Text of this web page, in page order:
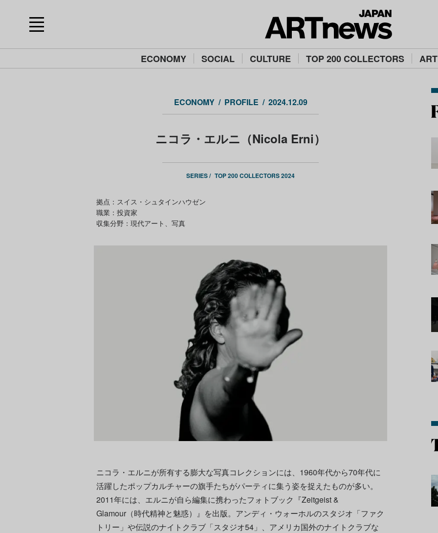
ECONOMY SOCIAL CULTURE TOP 200 COLLECTORS
ECONOMY PROFILE 2024.12.09
ニコラ・エルニ（Nicola Erni）
SERIES / TOP 200 COLLECTORS 2024
拠点：スイス・シュタインハウゼン
職業：投資家
収集分野：現代アート、写真
ニコラ・エルニが所有する膨大な写真コレクションには、1960年代から70年代に
活躍したポップカルチャーの旗手たちがパーティに集う姿を捉えたものが多い。
2011年には、エルニが自ら編集に携わったフォトブック『Zeitgeist &
Glamour（時代精神と魅惑）』を出版。アンディ・ウォーホルのスタジオ「ファク
トリー」や伝説のナイトクラブ「スタジオ54」、アメリカ国外のナイトクラブな